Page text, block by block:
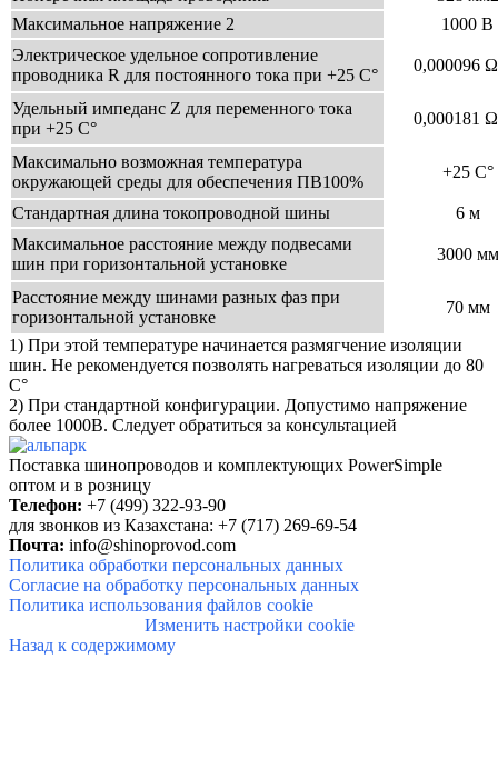
Максимальное напряжение 2
1000 В
Электрическое удельное сопротивление
проводника R для постоянного тока при +25 С°
0,000096
Удельный импеданс Z для переменного тока
при +25 С°
0,000181
Максимально возможная температура
окружающей среды для обеспечения ПВ100%
+25 С°
Стандартная длина токопроводной шины
6 м
Максимальное расстояние между подвесами
шин при горизонтальной установке
3000 мм
Расстояние между шинами разных фаз при
горизонтальной установке
70 мм
1) При этой температуре начинается размягчение изоляции
шин. Не рекомендуется позволять нагреваться изоляции до 80
С°
2) При стандартной конфигурации. Допустимо напряжение
более 1000В. Следует обратиться за консультацией
Поставка шинопроводов и комплектующих PowerSimple
оптом и в розницу
Телефон: +7 (499) 322-93-90
для звонков из Казахстана: +7 (717) 269-69-54
Почта: info@shinoprovod.com
Политика обработки персональных данных
Согласие на обработку персональных данных
Политика использования файлов cookie
Изменить настройки cookie
Назад к содержимому